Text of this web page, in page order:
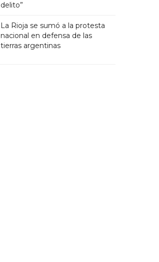
delito”
La Rioja se sumó a la protesta
nacional en defensa de las
tierras argentinas